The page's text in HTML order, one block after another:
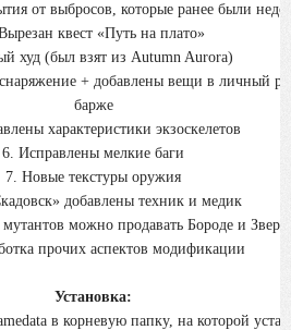
от выбросов, которые ранее были
квест «Путь на плато»
худ (был взят из Autumn Aurora)
+ добавлены вещи в личный
барже
характеристики экзоскелетов
6. Исправлены мелкие баги
7. Новые текстуры оружия
добавлены техник и медик
мутантов можно продавать Бороде и
прочих аспектов модификации
Установка:
в корневую папку, на которой